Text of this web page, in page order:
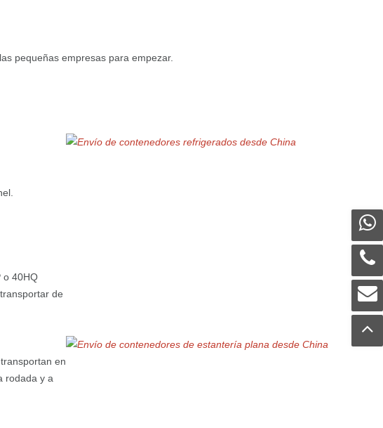
pequeñas empresas para empezar.
o 40HQ
de
en
rodada y a